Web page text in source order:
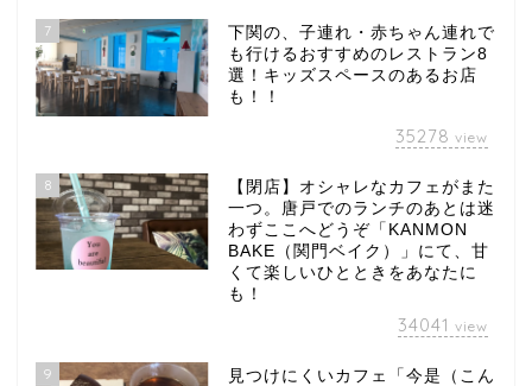
7
下関の、子連れ・赤ちゃん連れで
も行けるおすすめのレストラン8
選！キッズスペースのあるお店
も！！
35278 view
8
【閉店】オシャレなカフェがまた
一つ。唐戸でのランチのあとは迷
わずここへどうぞ「KANMON
BAKE（関門ベイク）」にて、甘
くて楽しいひとときをあなたに
も！
34041 view
9
見つけにくいカフェ「今是（こん